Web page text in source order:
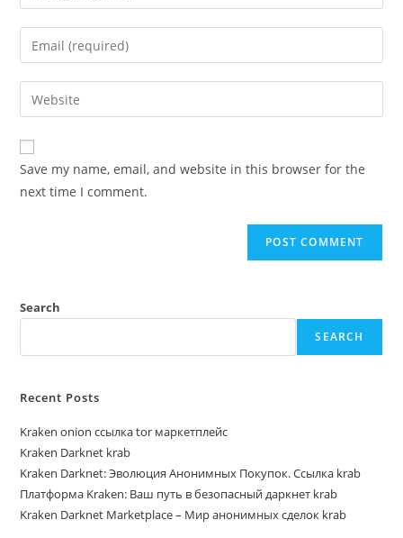
Save my name, email, and website in this browser for the
next time I comment.
Search
SEARCH
Recent Posts
Kraken onion ссылка tor маркетплейс
Kraken Darknet krab
Kraken Darknet: Эволюция Анонимных Покупок. Ссылка krab
Платформа Kraken: Ваш путь в безопасный даркнет krab
Kraken Darknet Marketplace – Мир анонимных сделок krab